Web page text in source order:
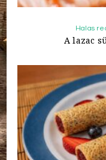
Halas
A lazac